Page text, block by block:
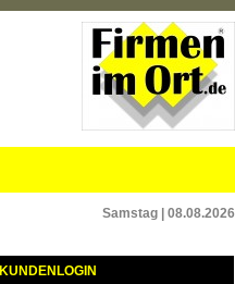
Samstag | 08.08.2026
KUNDENLOGIN